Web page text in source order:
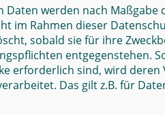
Daten werden nach
im Rahmen dieser
sobald sie für ihre
entgegenstehen.
erforderlich sind, wird
Das gilt z.B. für